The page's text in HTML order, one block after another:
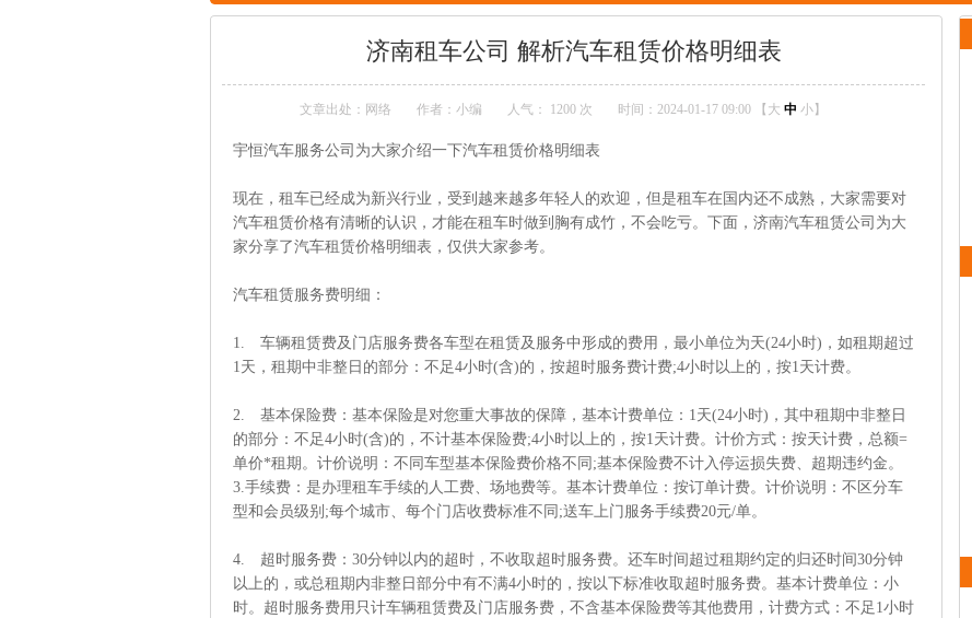
济南租车公司 解析汽车租赁价格明细表
文章出处：网络 作者：小编 人气： 1200 次 时间：2024-01-17 09:00 【 大 中 小】
宇恒汽车服务公司为大家介绍一下汽车租赁价格明细表
现在，租车已经成为新兴行业，受到越来越多年轻人的欢迎，但是租车在国内还不成熟，大家需要对
汽车租赁价格有清晰的认识，才能在租车时做到胸有成竹，不会吃亏。下面，济南汽车租赁公司为大
家分享了汽车租赁价格明细表，仅供大家参考。
汽车租赁服务费明细：
1. 车辆租赁费及门店服务费各车型在租赁及服务中形成的费用，最小单位为天(24小时)，如租期超过
1天，租期中非整日的部分：不足4小时(含)的，按超时服务费计费;4小时以上的，按1天计费。
2. 基本保险费：基本保险是对您重大事故的保障，基本计费单位：1天(24小时)，其中租期中非整日
的部分：不足4小时(含)的，不计基本保险费;4小时以上的，按1天计费。计价方式：按天计费，总额=
单价*租期。计价说明：不同车型基本保险费价格不同;基本保险费不计入停运损失费、超期违约金。
3.手续费：是办理租车手续的人工费、场地费等。基本计费单位：按订单计费。计价说明：不区分车
型和会员级别;每个城市、每个门店收费标准不同;送车上门服务手续费20元/单。
4. 超时服务费：30分钟以内的超时，不收取超时服务费。还车时间超过租期约定的归还时间30分钟
以上的，或总租期内非整日部分中有不满4小时的，按以下标准收取超时服务费。基本计费单位：小
时。超时服务费用只计车辆租赁费及门店服务费，不含基本保险费等其他费用，计费方式：不足1小时